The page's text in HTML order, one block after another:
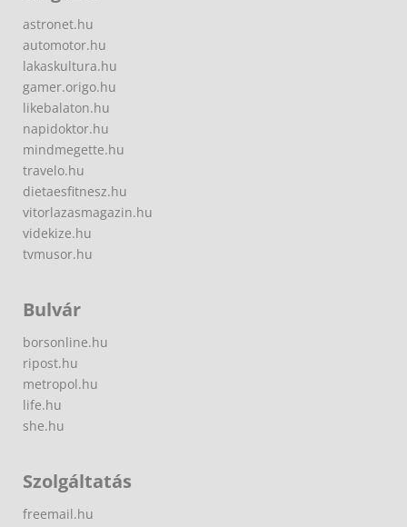
astronet.hu
automotor.hu
lakaskultura.hu
gamer.origo.hu
likebalaton.hu
napidoktor.hu
mindmegette.hu
travelo.hu
dietaesfitnesz.hu
vitorlazasmagazin.hu
videkize.hu
tvmusor.hu
Bulvár
borsonline.hu
ripost.hu
metropol.hu
life.hu
she.hu
Szolgáltatás
freemail.hu